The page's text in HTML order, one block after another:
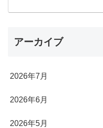
アーカイブ
2026年7月
2026年6月
2026年5月